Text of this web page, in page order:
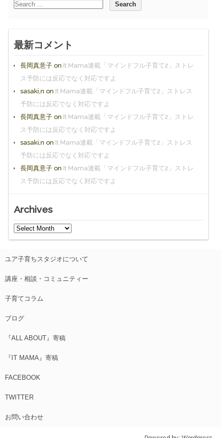
最新コメント
長岡真意子on It Mama連載「マインドフル子育て2」ストレ
ス予防には反応でなく対応ですよ
sasaki,n on It Mama連載「マインドフル子育て2」ストレス
予防には反応でなく対応ですよ
長岡真意子on It Mama連載「マインドフル子育て2」ストレ
ス予防には反応でなく対応ですよ
sasaki,n on It Mama連載「マインドフル子育て2」ストレス
予防には反応でなく対応ですよ
長岡真意子on It Mama連載「マインドフル子育て2」ストレ
ス予防には反応でなく対応ですよ
Archives
ユア子育ちスタジオについて
講座・相談・コミュニティー
子育てコラム
ブログ
『ALL ABOUT』寄稿
『IT MAMA』寄稿
FACEBOOK
TWITTER
お問い合わせ